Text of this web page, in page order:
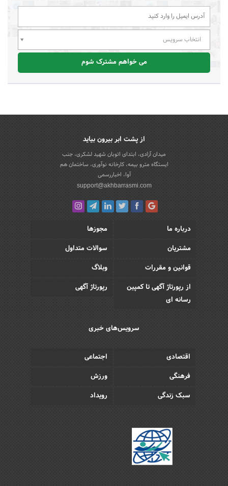
انتخاب سرویس
می خواهم مشترک شوم
از پشت ابر بیرون بیاید
میدان آزادی، ابتدای اتوبان شهید لشکری، جنب
ایستگاه مترو بیمه، کارخانه نوآوری، ساختمان هم
آوا، اخباررسمی
support@akhbarrasmi.com
درباره ما
مجوزها
مشتریان
سوالات متداول
قوانین و مقررات
وبلاگ
از رپورتاژ آگهی تا کمپین
رسانه ای
رپورتاژ آگهی
سرویس‌های خبری
اقتصادی
اجتماعی
فرهنگی
ورزش
سبک زندگی
رویداد